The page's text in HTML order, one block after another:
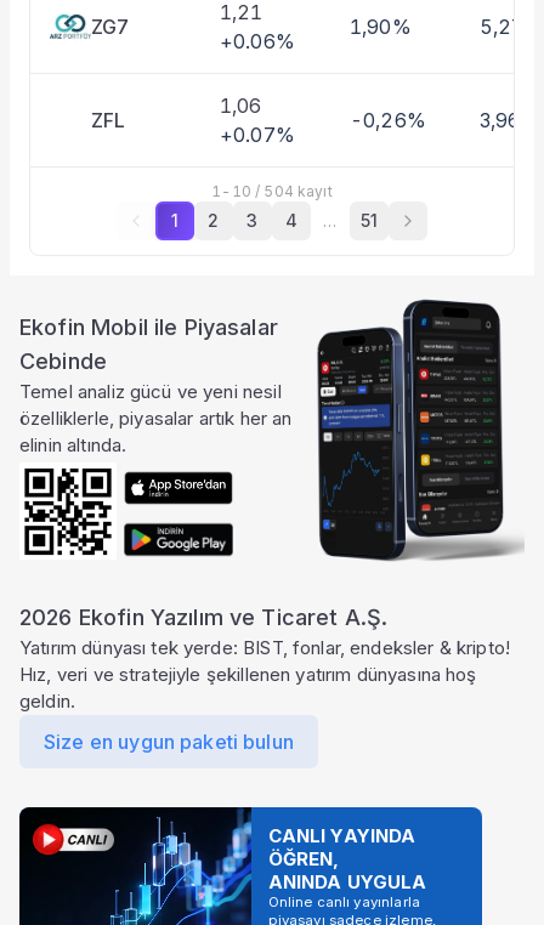
ZG7
1,21
+0.06%
1,90% 5,27%
ZFL
1,06
+0.07%
-0,26% 3,96%
1 - 10 / 504 kayıt
1 2 3 4 … 51
Ekofin Mobil ile Piyasalar
Cebinde
Temel analiz gücü ve yeni nesil
özelliklerle, piyasalar artık her an
elinin altında.
2026 Ekofin Yazılım ve Ticaret A.Ş.
Yatırım dünyası tek yerde: BIST, fonlar, endeksler & kripto!
Hız, veri ve stratejiyle şekillenen yatırım dünyasına hoş
geldin.
Size en uygun paketi bulun
CANLI YAYINDA
ÖĞREN,
ANINDA UYGULA
Online canlı yayınlarla
piyasayı sadece izleme,